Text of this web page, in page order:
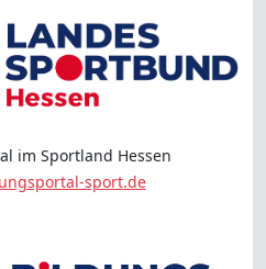
im Sportland Hessen
sport.de